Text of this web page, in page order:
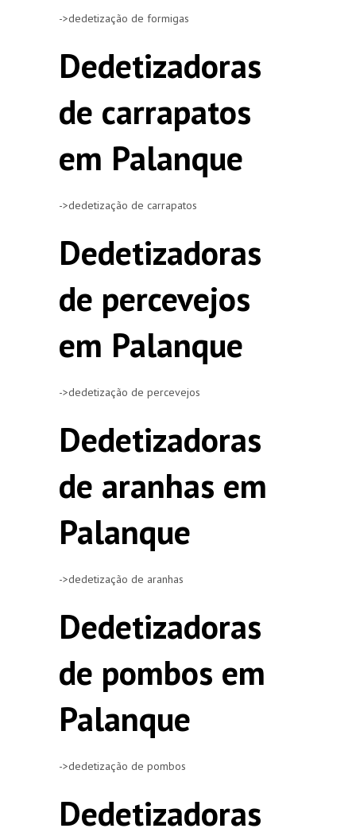
->dedetização de formigas
Dedetizadoras
de carrapatos
em Palanque
->dedetização de carrapatos
Dedetizadoras
de percevejos
em Palanque
->dedetização de percevejos
Dedetizadoras
de aranhas em
Palanque
->dedetização de aranhas
Dedetizadoras
de pombos em
Palanque
->dedetização de pombos
Dedetizadoras